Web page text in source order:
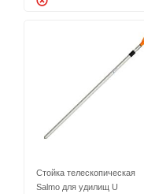
Стойка телескопическая
Salmo для удилищ U